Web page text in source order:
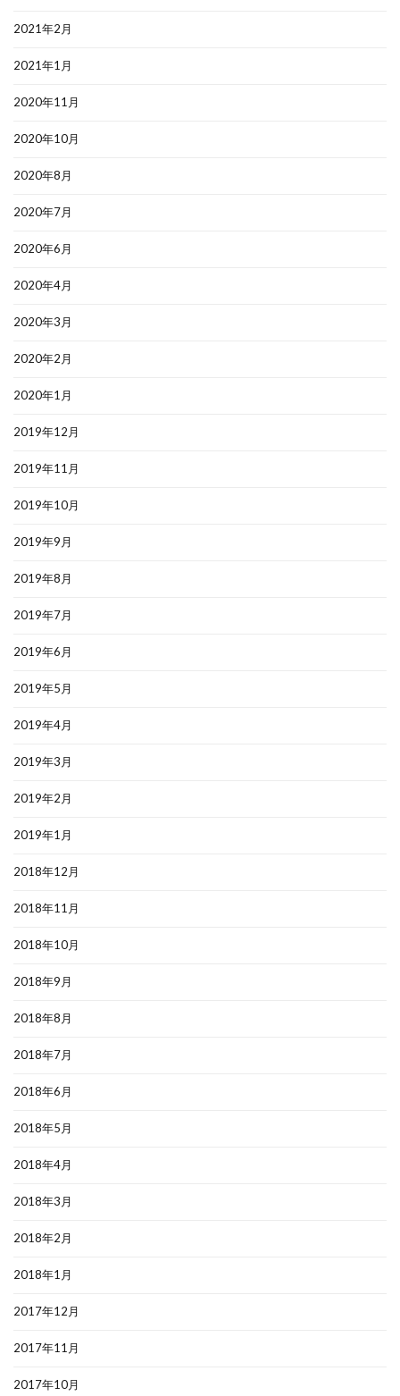
2021年2月
2021年1月
2020年11月
2020年10月
2020年8月
2020年7月
2020年6月
2020年4月
2020年3月
2020年2月
2020年1月
2019年12月
2019年11月
2019年10月
2019年9月
2019年8月
2019年7月
2019年6月
2019年5月
2019年4月
2019年3月
2019年2月
2019年1月
2018年12月
2018年11月
2018年10月
2018年9月
2018年8月
2018年7月
2018年6月
2018年5月
2018年4月
2018年3月
2018年2月
2018年1月
2017年12月
2017年11月
2017年10月